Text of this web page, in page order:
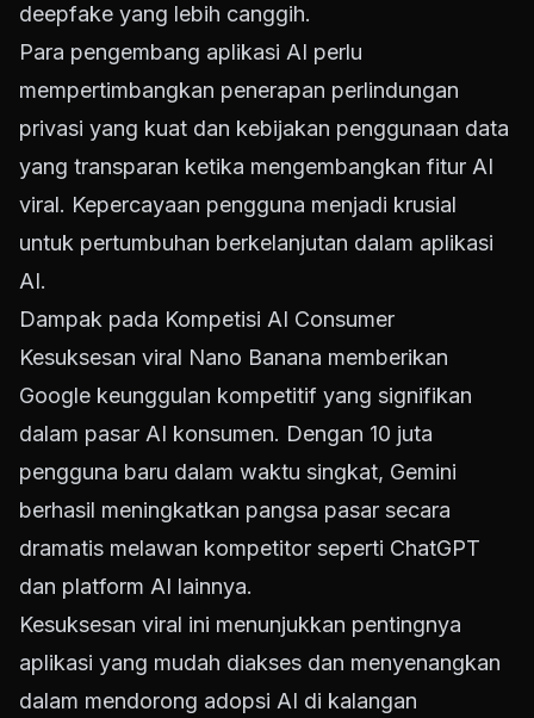
deepfake yang lebih canggih.
Para pengembang aplikasi AI perlu
mempertimbangkan penerapan perlindungan
privasi yang kuat dan kebijakan penggunaan data
yang transparan ketika mengembangkan fitur AI
viral. Kepercayaan pengguna menjadi krusial
untuk pertumbuhan berkelanjutan dalam aplikasi
AI.
Dampak pada Kompetisi AI Consumer
Kesuksesan viral Nano Banana memberikan
Google keunggulan kompetitif yang signifikan
dalam pasar AI konsumen. Dengan 10 juta
pengguna baru dalam waktu singkat, Gemini
berhasil meningkatkan pangsa pasar secara
dramatis melawan kompetitor seperti ChatGPT
dan platform AI lainnya.
Kesuksesan viral ini menunjukkan pentingnya
aplikasi yang mudah diakses dan menyenangkan
dalam mendorong adopsi AI di kalangan